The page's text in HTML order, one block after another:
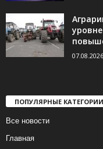
07.08.2026
ПОПУЛЯРНЫЕ КАТЕГОРИИ
Все новости
Главная